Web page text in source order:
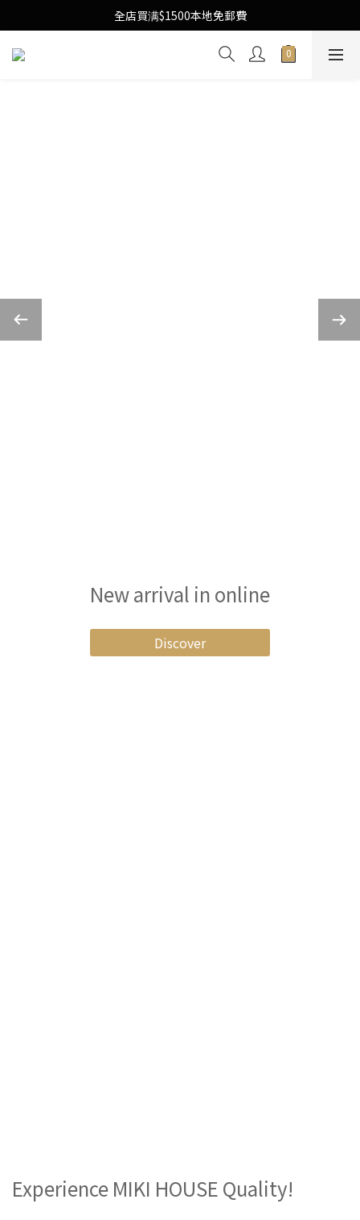
Free Local Shipping Upon $1500 purchase
全店買满$1500本地免郵費
Free Local Shipping Upon $1500 purchase
New arrival in online
Discover
Experience MIKI HOUSE Quality!